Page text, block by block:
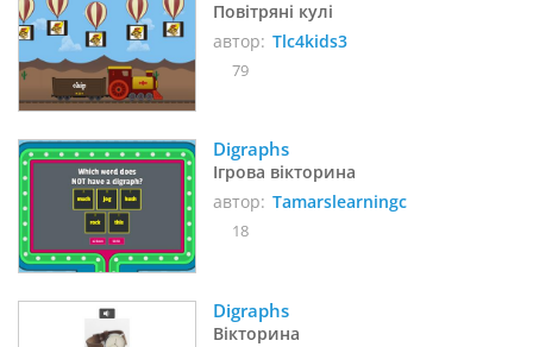
Повітряні кулі
автор: Tlc4kids3
79
Digraphs
Ігрова вікторина
автор: Tamarslearningc
18
Digraphs
Вікторина